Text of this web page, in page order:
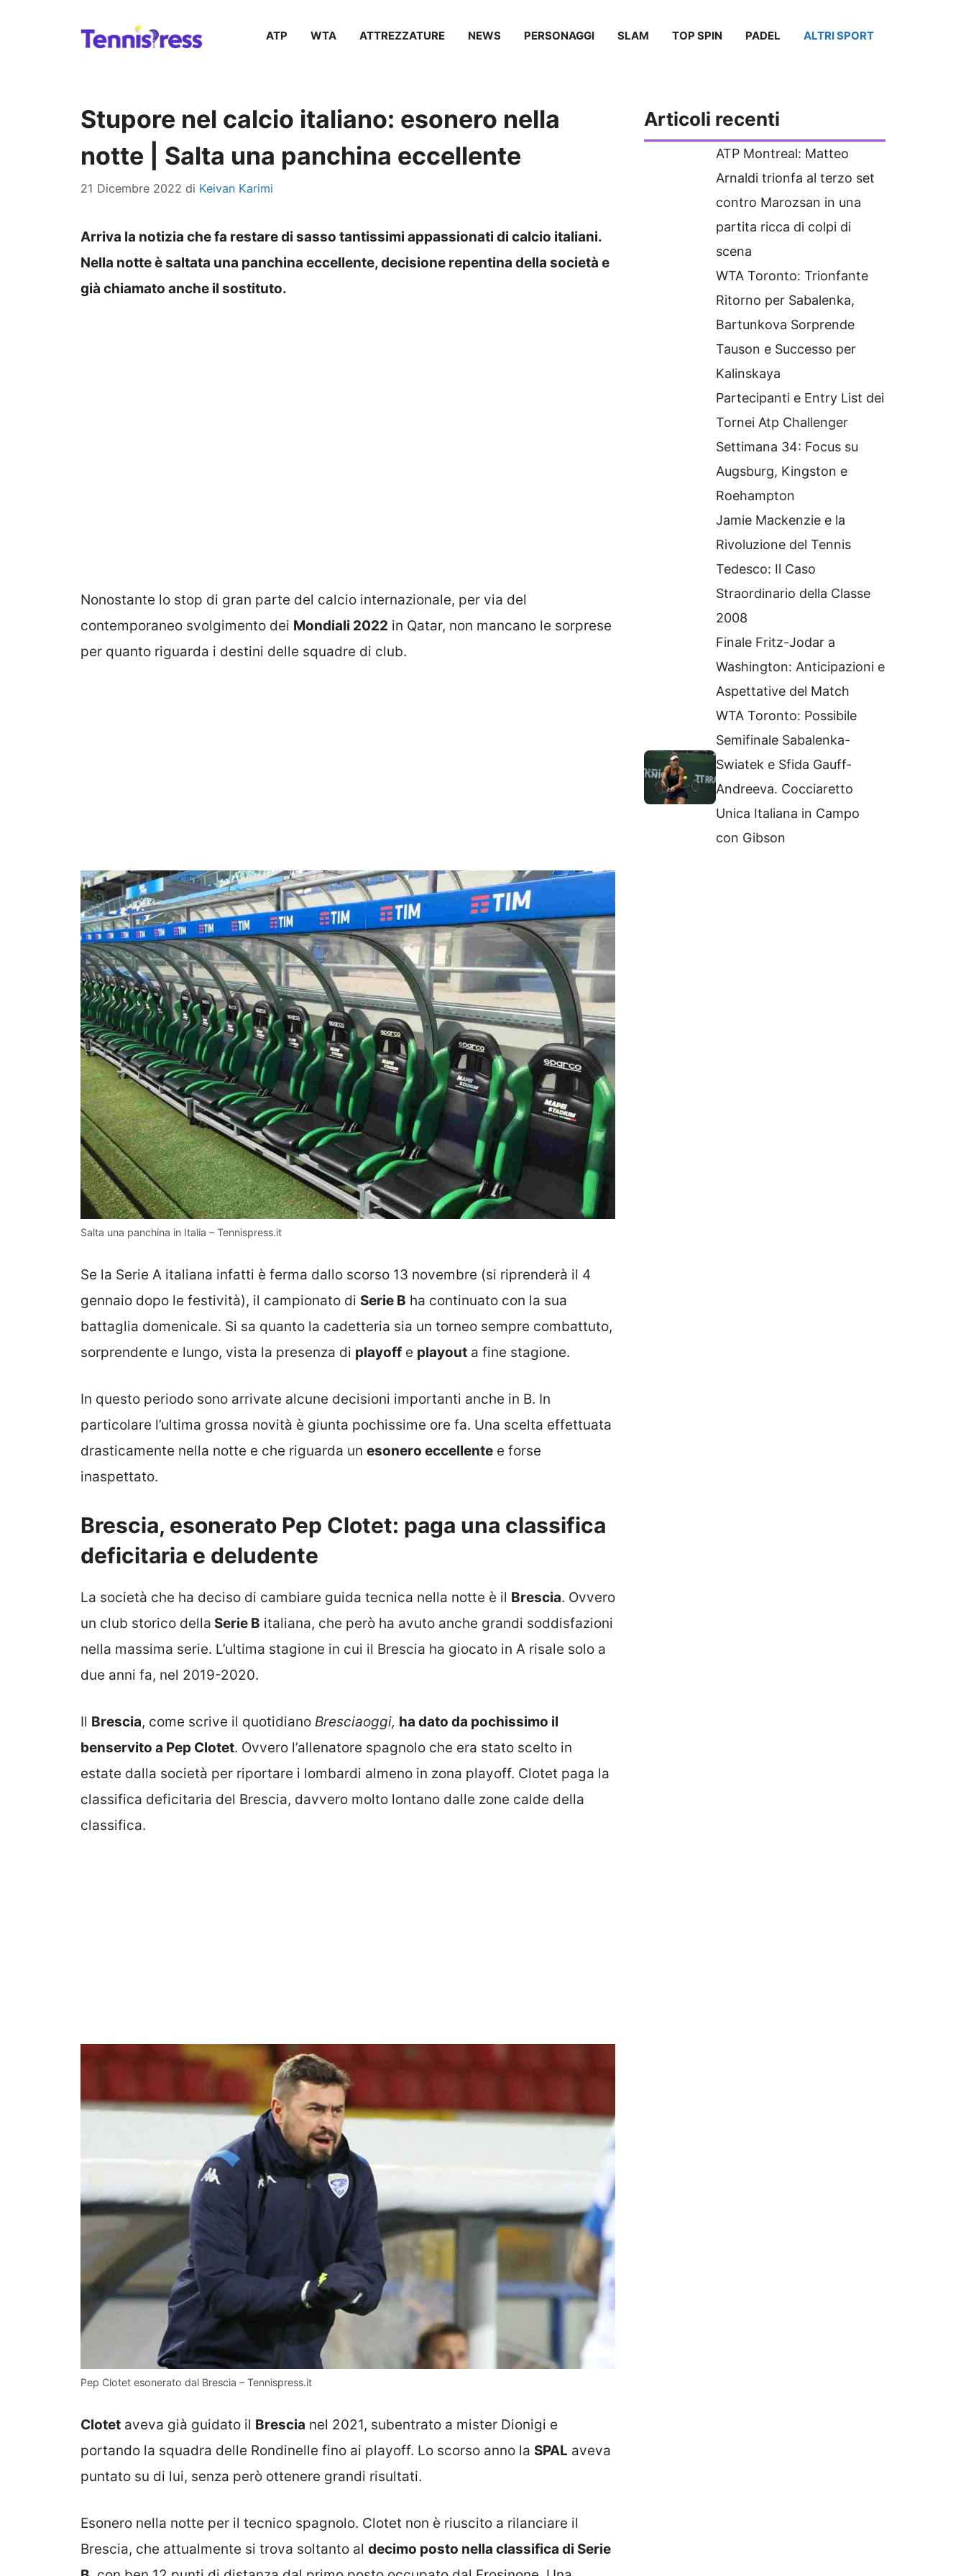
ATP WTA ATTREZZATURE NEWS PERSONAGGI SLAM TOP SPIN PADEL ALTRI SPORT
Stupore nel calcio italiano: esonero nella
notte | Salta una panchina eccellente
21 Dicembre 2022 di Keivan Karimi
Arriva la notizia che fa restare di sasso tantissimi appassionati di calcio italiani.
Nella notte è saltata una panchina eccellente, decisione repentina della società e
già chiamato anche il sostituto.
Nonostante lo stop di gran parte del calcio internazionale, per via del
contemporaneo svolgimento dei Mondiali 2022 in Qatar, non mancano le sorprese
per quanto riguarda i destini delle squadre di club.
Salta una panchina in Italia – Tennispress.it
Se la Serie A italiana infatti è ferma dallo scorso 13 novembre (si riprenderà il 4
gennaio dopo le festività), il campionato di Serie B ha continuato con la sua
battaglia domenicale. Si sa quanto la cadetteria sia un torneo sempre combattuto,
sorprendente e lungo, vista la presenza di playoff e playout a fine stagione.
In questo periodo sono arrivate alcune decisioni importanti anche in B. In
particolare l’ultima grossa novità è giunta pochissime ore fa. Una scelta effettuata
drasticamente nella notte e che riguarda un esonero eccellente e forse
inaspettato.
Brescia, esonerato Pep Clotet: paga una classifica
deficitaria e deludente
La società che ha deciso di cambiare guida tecnica nella notte è il Brescia. Ovvero
un club storico della Serie B italiana, che però ha avuto anche grandi soddisfazioni
nella massima serie. L’ultima stagione in cui il Brescia ha giocato in A risale solo a
due anni fa, nel 2019-2020.
Il Brescia, come scrive il quotidiano Bresciaoggi, ha dato da pochissimo il
benservito a Pep Clotet. Ovvero l’allenatore spagnolo che era stato scelto in
estate dalla società per riportare i lombardi almeno in zona playoff. Clotet paga la
classifica deficitaria del Brescia, davvero molto lontano dalle zone calde della
classifica.
Pep Clotet esonerato dal Brescia – Tennispress.it
Clotet aveva già guidato il Brescia nel 2021, subentrato a mister Dionigi e
portando la squadra delle Rondinelle fino ai playoff. Lo scorso anno la SPAL aveva
puntato su di lui, senza però ottenere grandi risultati.
Esonero nella notte per il tecnico spagnolo. Clotet non è riuscito a rilanciare il
Brescia, che attualmente si trova soltanto al decimo posto nella classifica di Serie
Articoli recenti
ATP Montreal: Matteo
Arnaldi trionfa al terzo set
contro Marozsan in una
partita ricca di colpi di
scena
WTA Toronto: Trionfante
Ritorno per Sabalenka,
Bartunkova Sorprende
Tauson e Successo per
Kalinskaya
Partecipanti e Entry List dei
Tornei Atp Challenger
Settimana 34: Focus su
Augsburg, Kingston e
Roehampton
Jamie Mackenzie e la
Rivoluzione del Tennis
Tedesco: Il Caso
Straordinario della Classe
2008
Finale Fritz-Jodar a
Washington: Anticipazioni e
Aspettative del Match
WTA Toronto: Possibile
Semifinale Sabalenka-
Swiatek e Sfida Gauff-
Andreeva. Cocciaretto
Unica Italiana in Campo
con Gibson